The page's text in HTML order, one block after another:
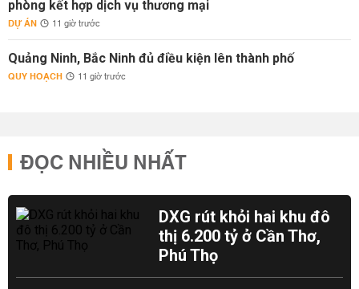
phòng kết hợp dịch vụ thương mại
DỰ ÁN 11 giờ trước
Quảng Ninh, Bắc Ninh đủ điều kiện lên thành phố
QUY HOẠCH 11 giờ trước
ĐỌC NHIỀU NHẤT
DXG rút khỏi hai khu đô
thị 6.200 tỷ ở Cần Thơ,
Phú Thọ